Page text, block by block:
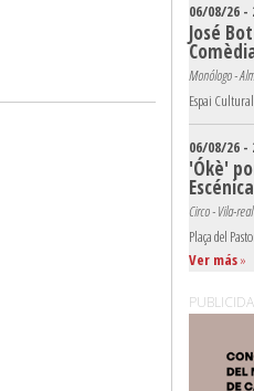
06/08/26 -
José
Monólogo -
Espai
06/08/26 -
'Ókè'
Circo - Vila-real
Plaça del
Ver más»